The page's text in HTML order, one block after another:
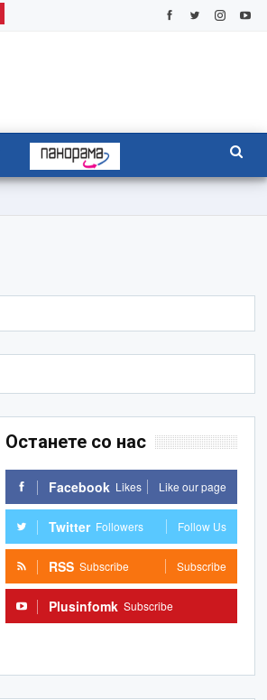
Останете со нас
Facebook Likes Like our page
Twitter Followers Follow Us
RSS Subscribe Subscribe
Plusinfomk Subscribe